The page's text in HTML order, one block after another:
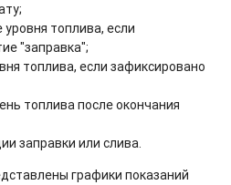
топлива, если
"заправка";
топлива, если зафиксировано
топлива после окончания
заправки или слива.
графики показаний